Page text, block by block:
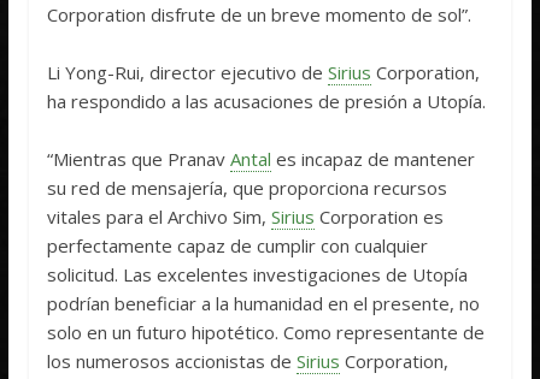
Corporation disfrute de un breve momento de sol”.
Li Yong-Rui, director ejecutivo deSirius Corporation,
ha respondido a las acusaciones de presión a Utopía.
“Mientras que PranavAntal es incapaz de mantener
su red de mensajería, que proporciona recursos
vitales para el Archivo Sim,Sirius Corporation es
perfectamente capaz de cumplir con cualquier
solicitud. Las excelentes investigaciones de Utopía
podrían beneficiar a la humanidad en el presente, no
solo en un futuro hipotético. Como representante de
los numerosos accionistas deSirius Corporation,